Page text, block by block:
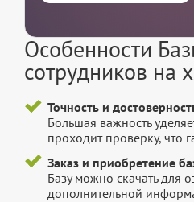
Особенности
сотрудников на
Точность и
Большая важность
проходит проверку, что
Заказ и приобретение
Базу можно скачать для
дополнительной